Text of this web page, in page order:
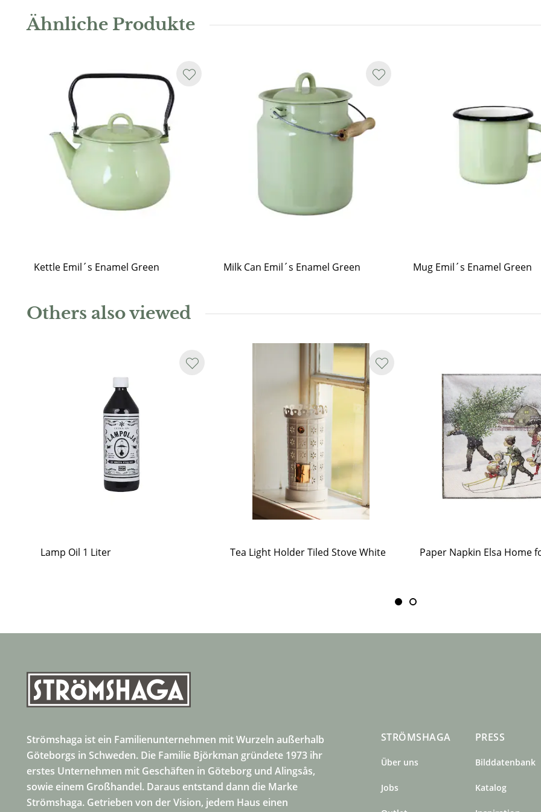
Ähnliche Produkte
Kettle Emil´s Enamel Green Milk Can Emil´s Enamel Green Mug Emil´s Enamel Green
Others also viewed
Lamp Oil 1 Liter Tea Light Holder Tiled Stove White
Strömshaga ist ein Familienunternehmen mit Wurzeln außerhalb
Göteborgs in Schweden. Die Familie Björkman gründete 1973 ihr
erstes Unternehmen mit Geschäften in Göteborg und Alingsås,
sowie einem Großhandel. Daraus entstand dann die Marke
Strömshaga. Getrieben von der Vision, jedem Haus einen
STRÖMSHAGA
Über uns
Jobs
PRESS
Bilddatenbank
Katalog